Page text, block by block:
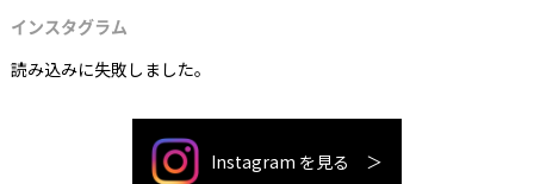
インスタグラム
読み込みに失敗しました。
Instagram を見る ＞